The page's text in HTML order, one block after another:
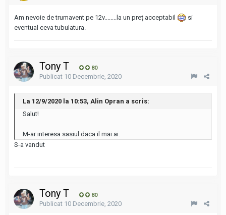
Am nevoie de trumavent pe 12v........la un preț acceptabil
si
eventual ceva tubulatura.
Tony T 80
Publicat 10 Decembrie, 2020
La 12/9/2020 la 10:53, Alin Opran a scris:
Salut!
M-ar interesa sasiul daca il mai ai.
S-a vandut
Tony T 80
Publicat 10 Decembrie, 2020